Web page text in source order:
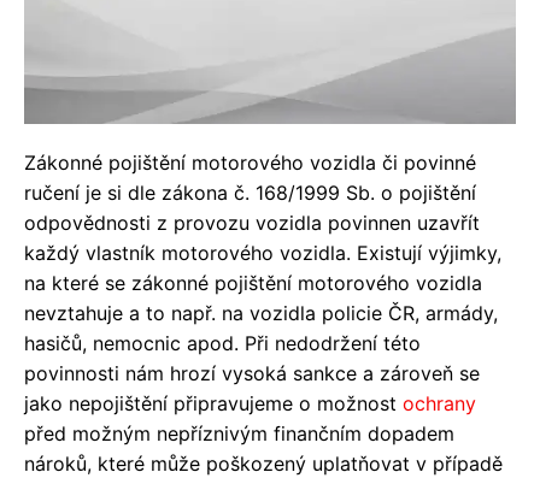
Zákonné pojištění motorového vozidla či povinné
ručení je si dle zákona č. 168/1999 Sb. o pojištění
odpovědnosti z provozu vozidla povinnen uzavřít
každý vlastník motorového vozidla. Existují výjimky,
na které se zákonné pojištění motorového vozidla
nevztahuje a to např. na vozidla policie ČR, armády,
hasičů, nemocnic apod. Při nedodržení této
povinnosti nám hrozí vysoká sankce a zároveň se
jako nepojištění připravujeme o možnost ochrany
před možným nepříznivým finančním dopadem
nároků, které může poškozený uplatňovat v případě